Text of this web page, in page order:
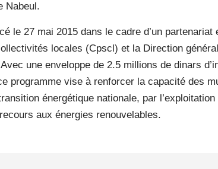
Nabeul.
le 27 mai 2015 dans le cadre d’un partenariat
locales (Cpscl) et la Direction
une enveloppe de 2.5 millions de dinars
programme vise à renforcer la capacité des
énergétique nationale, par
aux énergies renouvelables.